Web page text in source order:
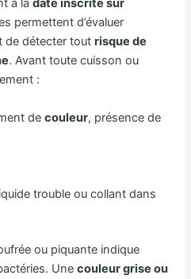
à ladate inscrite sur
permettent d’évaluer
de détecter toutrisque de
. Avant toute cuisson ou
:
decouleur, présence de
trouble ou collant dans
ou piquante indique
Unecouleur grise ou